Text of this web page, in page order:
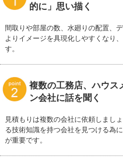
的に」思い描く
間取りや部屋の数、水廻りの配置、
よりイメージを具現化しやすくなり
す。
複数の工務店、ハウス
ン会社に話を聞く
見積もりは複数の会社に依頼しまし
る技術知識を持つ会社を見つける為
が重要です。